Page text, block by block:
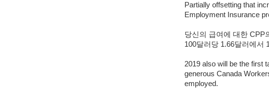
Partially offsetting that
Employment Insurance
당신의 급여에 대한 CPP
100달러당 1.66달러에서
2019 also will be the first
generous Canada
employed.